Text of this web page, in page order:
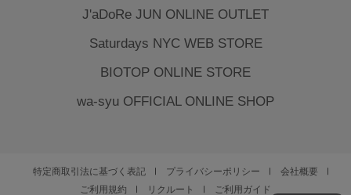
J'aDoRe JUN ONLINE OUTLET
Saturdays NYC WEB STORE
BIOTOP ONLINE STORE
wa-syu OFFICIAL ONLINE SHOP
特定商取引法に基づく表記 プライバシーポリシー
会社概要
ご利用規約
リクルート ご利用ガイド